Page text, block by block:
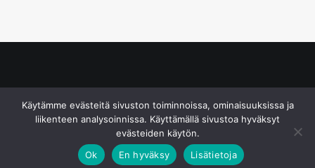
Käytämme evästeitä sivuston toiminnoissa, ominaisuuksissa ja
liikenteen analysoinnissa. Käyttämällä sivustoa hyväksyt
evästeiden käytön.
Ok
En hyväksy Lisätietoja